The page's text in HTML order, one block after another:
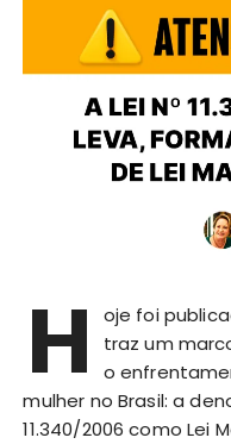
H
oje foi
traz um
o
mulher no Brasil: a
11.340/2006 como Lei